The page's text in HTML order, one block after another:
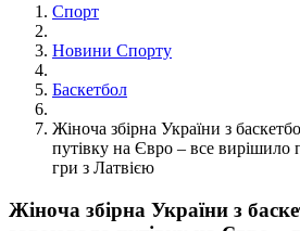
Спорт
Новини Спорту
Баскетбол
Жіноча збірна України з
путівку на Євро – все вирішило
гри з Латвією
Жіноча збірна України з